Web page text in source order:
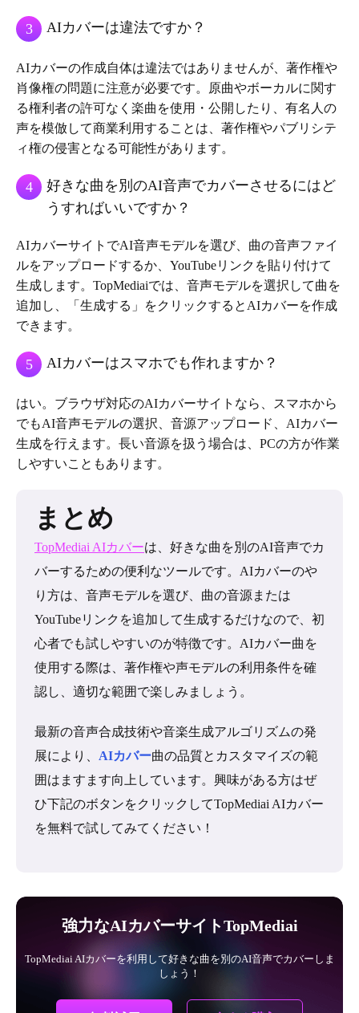
3 AIカバーは違法ですか？
AIカバーの作成自体は違法ではありませんが、著作権や
肖像権の問題に注意が必要です。原曲やボーカルに関す
る権利者の許可なく楽曲を使用・公開したり、有名人の
声を模倣して商業利用することは、著作権やパブリシテ
ィ権の侵害となる可能性があります。
4
好きな曲を別のAI音声でカバーさせるにはど
うすればいいですか？
AIカバーサイトでAI音声モデルを選び、曲の音声ファイ
ルをアップロードするか、YouTubeリンクを貼り付けて
生成します。TopMediaiでは、音声モデルを選択して曲を
追加し、「生成する」をクリックするとAIカバーを作成
できます。
5 AIカバーはスマホでも作れますか？
はい。ブラウザ対応のAIカバーサイトなら、スマホから
でもAI音声モデルの選択、音源アップロード、AIカバー
生成を行えます。長い音源を扱う場合は、PCの方が作業
しやすいこともあります。
まとめ
TopMediai AIカバーは、好きな曲を別のAI音声でカ
バーするための便利なツールです。AIカバーのや
り方は、音声モデルを選び、曲の音源または
YouTubeリンクを追加して生成するだけなので、初
心者でも試しやすいのが特徴です。AIカバー曲を
使用する際は、著作権や声モデルの利用条件を確
認し、適切な範囲で楽しみましょう。
最新の音声合成技術や音楽生成アルゴリズムの発
展により、 AIカバー曲の品質とカスタマイズの範
囲はますます向上しています。興味がある方はぜ
ひ下記のボタンをクリックしてTopMediai AIカバー
を無料で試してみてください！
強力なAIカバーサイトTopMediai
TopMediai AIカバーを利用して好きな曲を別のAI音声でカバーしま
しょう！